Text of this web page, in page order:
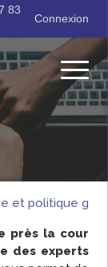
83
Connexion
et politique
près la cour
des experts